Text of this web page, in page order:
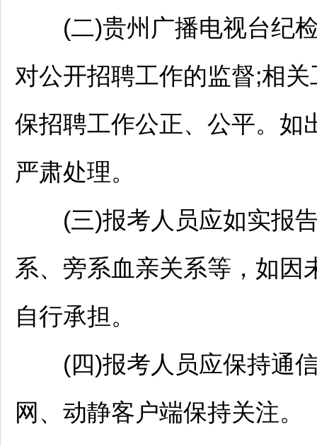
(二)贵州广播电视台纪检
对公开招聘工作的监督;相
保招聘工作公正、公平。如
严肃处理。
(三)报考人员应如实报告
系、旁系血亲关系等，如因
自行承担。
(四)报考人员应保持通信
网、动静客户端保持关注。